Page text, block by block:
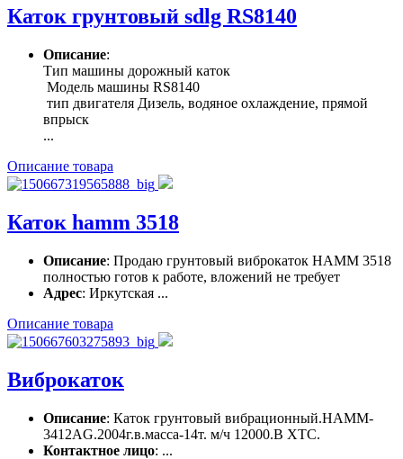
Каток грунтовый sdlg RS8140
Описание:
Тип машины дорожный каток
Модель машины RS8140
тип двигателя Дизель, водяное охлаждение, прямой
впрыск
...
Описание товара
Каток hamm 3518
Описание: Продаю грунтовый виброкаток HAMM 3518
полностью готов к работе, вложений не требует
Адрес: Иркутская ...
Описание товара
Виброкаток
Описание: Каток грунтовый вибрационный.HAMM-
3412AG.2004г.в.масса-14т. м/ч 12000.В ХТС.
Контактное лицо: ...